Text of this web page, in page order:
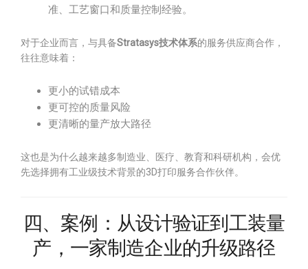
准、工艺窗口和质量控制经验。
对于企业而言，与具备Stratasys技术体系的服务供应商合作，
往往意味着：
更小的试错成本
更可控的质量风险
更清晰的量产放大路径
这也是为什么越来越多制造业、医疗、教育和科研机构，会优
先选择拥有工业级技术背景的3D打印服务合作伙伴。
四、案例：从设计验证到工装量
产，一家制造企业的升级路径